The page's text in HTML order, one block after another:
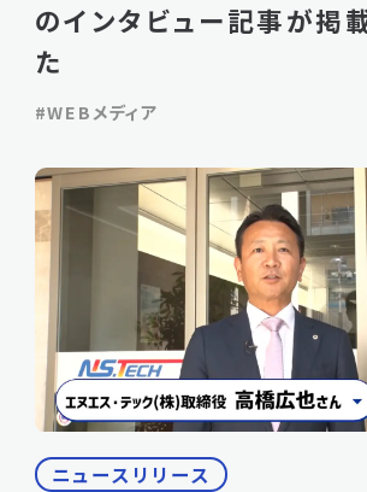
のインタビュー記事が掲
た
#WEBメディア
ニュースリリース